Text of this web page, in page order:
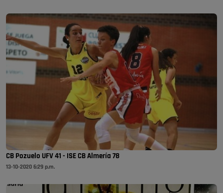
CB Pozuelo UFV 41 - ISE CB Almería 78
13-10-2020 6:29 p.m.